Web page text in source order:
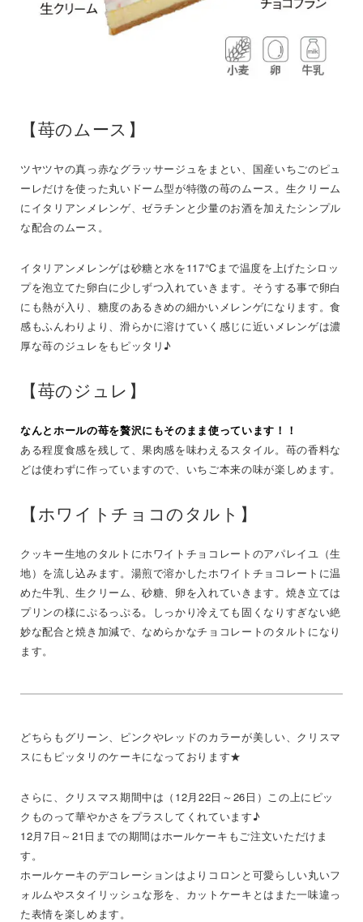
【苺のムース】
ツヤツヤの真っ赤なグラッサージュをまとい、国産いちごのピュ
ーレだけを使った丸いドーム型が特徴の苺のムース。生クリーム
にイタリアンメレンゲ、ゼラチンと少量のお酒を加えたシンプル
な配合のムース。
イタリアンメレンゲは砂糖と水を117℃まで温度を上げたシロッ
プを泡立てた卵白に少しずつ入れていきます。そうする事で卵白
にも熱が入り、糖度のあるきめの細かいメレンゲになります。食
感もふんわりより、滑らかに溶けていく感じに近いメレンゲは濃
厚な苺のジュレをもピッタリ♪
【苺のジュレ】
なんとホールの苺を贅沢にもそのまま使っています！！
ある程度食感を残して、果肉感を味わえるスタイル。苺の香料な
どは使わずに作っていますので、いちご本来の味が楽しめます。
【ホワイトチョコのタルト】
クッキー生地のタルトにホワイトチョコレートのアパレイユ（生
地）を流し込みます。湯煎で溶かしたホワイトチョコレートに温
めた牛乳、生クリーム、砂糖、卵を入れていきます。焼き立ては
プリンの様にぷるっぷる。しっかり冷えても固くなりすぎない絶
妙な配合と焼き加減で、なめらかなチョコレートのタルトになり
ます。
どちらもグリーン、ピンクやレッドのカラーが美しい、クリスマ
スにもピッタリのケーキになっております★
さらに、クリスマス期間中は（12月22日～26日）この上にピッ
クものって華やかさをプラスしてくれています♪
12月7日～21日までの期間はホールケーキもご注文いただけま
す。
ホールケーキのデコレーションはよりコロンと可愛らしい丸いフ
ォルムやスタイリッシュな形を、カットケーキとはまた一味違っ
た表情を楽しめます。